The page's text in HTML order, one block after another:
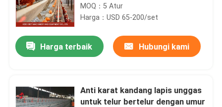
Petelur Di Nigeria Iris
MOQ：5 Atur
Harga：USD 65-200/set
Harga terbaik Hubungi kami
Anti karat kandang lapis unggas
untuk telur bertelur dengan umur